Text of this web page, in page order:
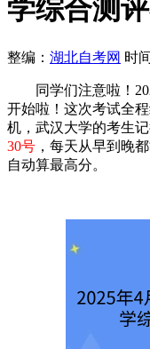
学综合测
整编： 湖北自考网 时
同学们注意啦！
开始啦！这次考试全
机，武汉大学的考生
30号 ，每天从早到晚
自动算最高分。